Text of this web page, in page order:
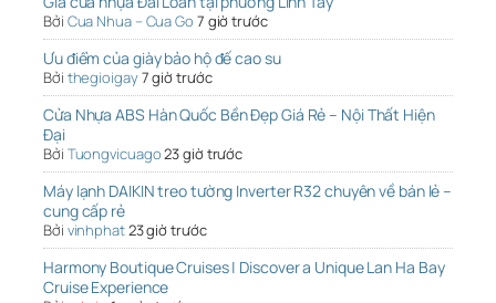
Bởi Cua Nhua – Cua Go 7 giờ trước
Ưu điểm của giày bảo hộ đế cao su
Bởi thegioigay7 giờ trước
Cửa Nhựa ABS Hàn Quốc Bền Đẹp Giá Rẻ – Nội Thất Hiện
Đại
Bởi Tuongvicuago23 giờ trước
Máy lạnh DAIKIN treo tường Inverter R32 chuyên về bán lẻ –
cung cấp rẻ
Bởi vinhphat23 giờ trước
Harmony Boutique Cruises | Discover a Unique Lan Ha Bay
Cruise Experience